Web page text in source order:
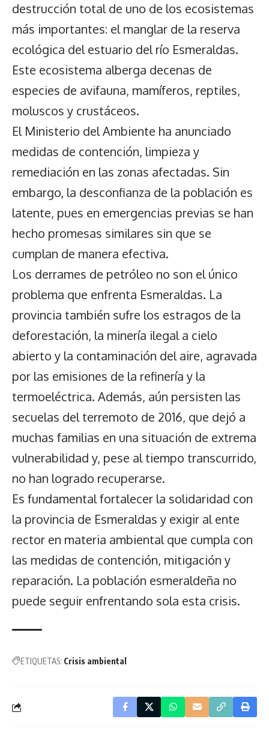
destrucción total de uno de los ecosistemas
más importantes: el manglar de la reserva
ecológica del estuario del río Esmeraldas.
Este ecosistema alberga decenas de
especies de avifauna, mamíferos, reptiles,
moluscos y crustáceos.
El Ministerio del Ambiente ha anunciado
medidas de contención, limpieza y
remediación en las zonas afectadas. Sin
embargo, la desconfianza de la población es
latente, pues en emergencias previas se han
hecho promesas similares sin que se
cumplan de manera efectiva.
Los derrames de petróleo no son el único
problema que enfrenta Esmeraldas. La
provincia también sufre los estragos de la
deforestación, la minería ilegal a cielo
abierto y la contaminación del aire, agravada
por las emisiones de la refinería y la
termoeléctrica. Además, aún persisten las
secuelas del terremoto de 2016, que dejó a
muchas familias en una situación de extrema
vulnerabilidad y, pese al tiempo transcurrido,
no han logrado recuperarse.
Es fundamental fortalecer la solidaridad con
la provincia de Esmeraldas y exigir al ente
rector en materia ambiental que cumpla con
las medidas de contención, mitigación y
reparación. La población esmeraldeña no
puede seguir enfrentando sola esta crisis.
ETIQUETAS: Crisis ambiental